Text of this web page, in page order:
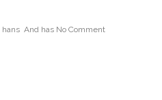
hans And has No Comment